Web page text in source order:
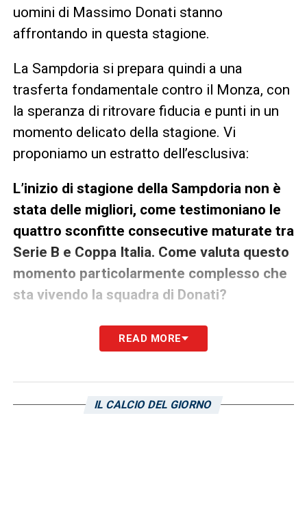
uomini di Massimo Donati stanno
affrontando in questa stagione.
La Sampdoria si prepara quindi a una
trasferta fondamentale contro il Monza, con
la speranza di ritrovare fiducia e punti in un
momento delicato della stagione. Vi
proponiamo un estratto dell’esclusiva:
L’inizio di stagione della Sampdoria non è
stata delle migliori, come testimoniano le
quattro sconfitte consecutive maturate tra
Serie B e Coppa Italia. Come valuta questo
momento particolarmente complesso che
sta vivendo la squadra di Donati?
«È da qualche anno che la Sampdoria ha dei
problemi. In base alla mia esperienza
molto difficili, però dietro c’era una base
READ MORE
IL CALCIO DEL GIORNO